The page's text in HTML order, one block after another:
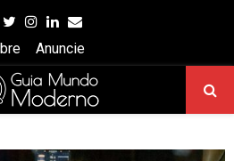
Twitter
Instagram
Linkedin
Email
Anuncie